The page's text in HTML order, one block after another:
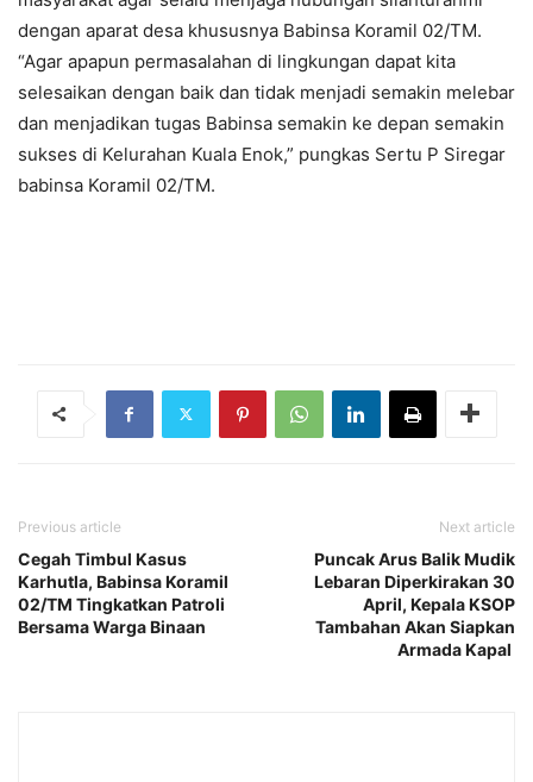
dengan aparat desa khususnya Babinsa Koramil 02/TM.
“Agar apapun permasalahan di lingkungan dapat kita
selesaikan dengan baik dan tidak menjadi semakin melebar
dan menjadikan tugas Babinsa semakin ke depan semakin
sukses di Kelurahan Kuala Enok,” pungkas Sertu P Siregar
babinsa Koramil 02/TM.
Previous article
Cegah Timbul Kasus
Karhutla, Babinsa Koramil
02/TM Tingkatkan Patroli
Bersama Warga Binaan
Next article
Puncak Arus Balik Mudik
Lebaran Diperkirakan 30
April, Kepala KSOP
Tambahan Akan Siapkan
Armada Kapal